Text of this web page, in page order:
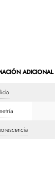
ADICIONAL